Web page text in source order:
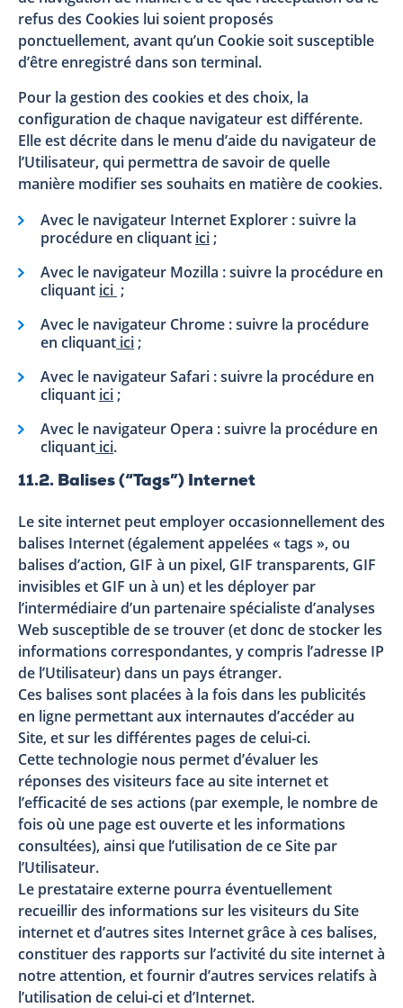
refus des Cookies lui soient proposés
ponctuellement, avant qu’un Cookie soit susceptible
d’être enregistré dans son terminal.
Pour la gestion des cookies et des choix, la
configuration de chaque navigateur est différente.
Elle est décrite dans le menu d’aide du navigateur de
l’Utilisateur, qui permettra de savoir de quelle
manière modifier ses souhaits en matière de cookies.
Avec le navigateur Internet Explorer : suivre la
procédure en cliquant ici ;
Avec le navigateur Mozilla : suivre la procédure en
cliquant ici ;
Avec le navigateur Chrome : suivre la procédure
en cliquant ici ;
Avec le navigateur Safari : suivre la procédure en
cliquant ici ;
Avec le navigateur Opera : suivre la procédure en
cliquant ici.
11.2. Balises (“Tags”) Internet
Le site internet peut employer occasionnellement des
balises Internet (également appelées « tags », ou
balises d’action, GIF à un pixel, GIF transparents, GIF
invisibles et GIF un à un) et les déployer par
l’intermédiaire d’un partenaire spécialiste d’analyses
Web susceptible de se trouver (et donc de stocker les
informations correspondantes, y compris l’adresse IP
de l’Utilisateur) dans un pays étranger.
Ces balises sont placées à la fois dans les publicités
en ligne permettant aux internautes d’accéder au
Site, et sur les différentes pages de celui-ci.
Cette technologie nous permet d’évaluer les
réponses des visiteurs face au site internet et
l’efficacité de ses actions (par exemple, le nombre de
fois où une page est ouverte et les informations
consultées), ainsi que l’utilisation de ce Site par
l’Utilisateur.
Le prestataire externe pourra éventuellement
recueillir des informations sur les visiteurs du Site
internet et d’autres sites Internet grâce à ces balises,
constituer des rapports sur l’activité du site internet à
notre attention, et fournir d’autres services relatifs à
l’utilisation de celui-ci et d’Internet.